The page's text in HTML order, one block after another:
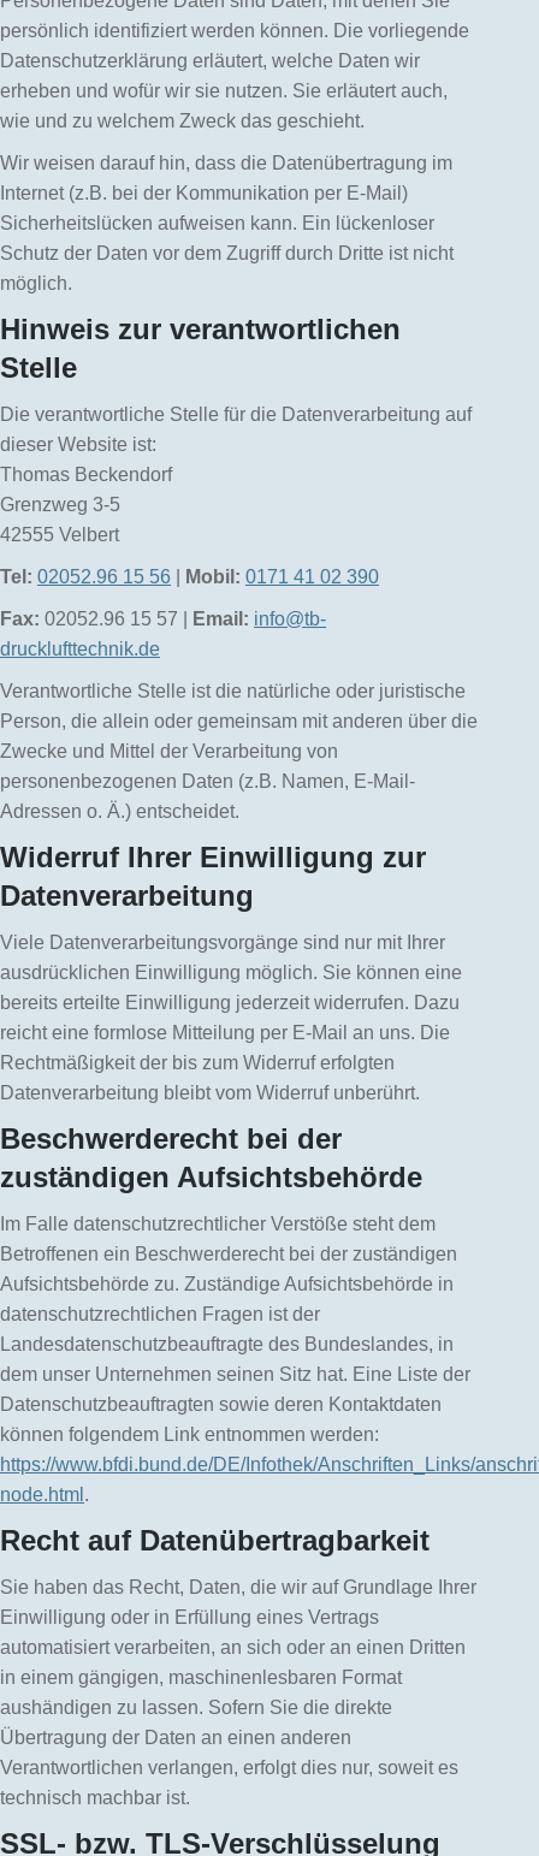
persönlich identifiziert werden können. Die vorliegende
Datenschutzerklärung erläutert, welche Daten wir
erheben und wofür wir sie nutzen. Sie erläutert auch,
wie und zu welchem Zweck das geschieht.
Wir weisen darauf hin, dass die Datenübertragung im
Internet (z.B. bei der Kommunikation per E-Mail)
Sicherheitslücken aufweisen kann. Ein lückenloser
Schutz der Daten vor dem Zugriff durch Dritte ist nicht
möglich.
Hinweis zur verantwortlichen
Stelle
Die verantwortliche Stelle für die Datenverarbeitung auf
dieser Website ist:
Thomas Beckendorf
Grenzweg 3-5
42555 Velbert
Tel: 02052.96 15 56 Mobil: 0171 41 02 390
Fax: 02052.96 15 57 | Email: info@tb-
drucklufttechnik.de
Verantwortliche Stelle ist die natürliche oder juristische
Person, die allein oder gemeinsam mit anderen über die
Zwecke und Mittel der Verarbeitung von
personenbezogenen Daten (z.B. Namen, E-Mail-
Adressen o. Ä.) entscheidet.
Widerruf Ihrer Einwilligung zur
Datenverarbeitung
Viele Datenverarbeitungsvorgänge sind nur mit Ihrer
ausdrücklichen Einwilligung möglich. Sie können eine
bereits erteilte Einwilligung jederzeit widerrufen. Dazu
reicht eine formlose Mitteilung per E-Mail an uns. Die
Rechtmäßigkeit der bis zum Widerruf erfolgten
Datenverarbeitung bleibt vom Widerruf unberührt.
Beschwerderecht bei der
zuständigen Aufsichtsbehörde
Im Falle datenschutzrechtlicher Verstöße steht dem
Betroffenen ein Beschwerderecht bei der zuständigen
Aufsichtsbehörde zu. Zuständige Aufsichtsbehörde in
datenschutzrechtlichen Fragen ist der
Landesdatenschutzbeauftragte des Bundeslandes, in
dem unser Unternehmen seinen Sitz hat. Eine Liste der
Datenschutzbeauftragten sowie deren Kontaktdaten
können folgendem Link entnommen werden:
https://www.bfdi.bund.de/DE/Infothek/Anschriften_Links/
node.html .
Recht auf Datenübertragbarkeit
Sie haben das Recht, Daten, die wir auf Grundlage Ihrer
Einwilligung oder in Erfüllung eines Vertrags
automatisiert verarbeiten, an sich oder an einen Dritten
in einem gängigen, maschinenlesbaren Format
aushändigen zu lassen. Sofern Sie die direkte
Übertragung der Daten an einen anderen
Verantwortlichen verlangen, erfolgt dies nur, soweit es
technisch machbar ist.
SSL- bzw. TLS-Verschlüsselung